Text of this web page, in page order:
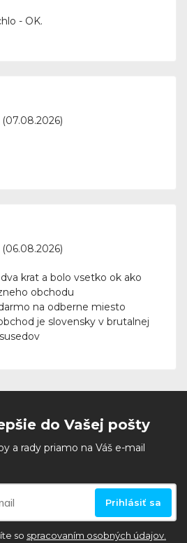
- OK.
(07.08.2026)
(06.08.2026)
krat a bolo vsetko ok ako
obchodu
na odberne miesto
je slovensky v brutalnej
do Vašej pošty
a rady priamo na Váš e-mail
Prihlásiť sa
so spracovaním osobných údajov.